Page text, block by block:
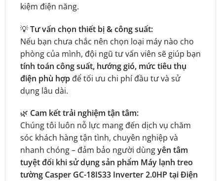
kiệm điện năng.
💡Tư vấn chọn thiết bị & công suất:
Nếu bạn chưa chắc nên chọn loại máy nào cho
phòng của mình, đội ngũ tư vấn viên sẽ giúp bạn
tính toán công suất, hướng gió, mức tiêu thụ
điện phù hợpđể tối ưu chi phí đầu tư và sử
dụng lâu dài.
🌿 Cam kết trải nghiệm tận tâm:
Chúng tôi luôn nỗ lực mang đến dịch vụ chăm
sóc khách hàng tận tình, chuyên nghiệp và
nhanh chóng – đảm bảo người dùngyên tâm
tuyệt đối khi sử dụng sản phẩm Máy lạnh treo
tường Casper GC-18IS33 Inverter 2.0HP tại Điện